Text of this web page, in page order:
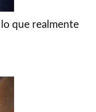
que realmente